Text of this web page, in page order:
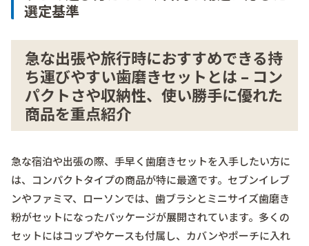
選定基準
急な出張や旅行時におすすめできる持
ち運びやすい歯磨きセットとは – コン
パクトさや収納性、使い勝手に優れた
商品を重点紹介
急な宿泊や出張の際、手早く歯磨きセットを入手したい方に
は、コンパクトタイプの商品が特に最適です。セブンイレブ
ンやファミマ、ローソンでは、歯ブラシとミニサイズ歯磨き
粉がセットになったパッケージが展開されています。多くの
セットにはコップやケースも付属し、カバンやポーチに入れ